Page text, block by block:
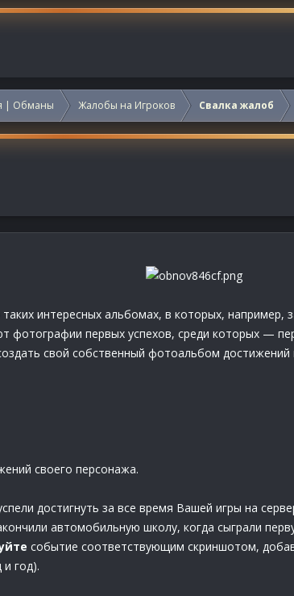
| Обманы Жалобы на Игроков Свалка жалоб
интересных альбомах, в которых,
фотографии первых успехов, среди которых —
свой собственный фотоальбом достижений
своего персонажа.
достигнуть за все время Вашей игры на
автомобильную школу, когда сыграли
событие соответствующим скриншотом,
год).